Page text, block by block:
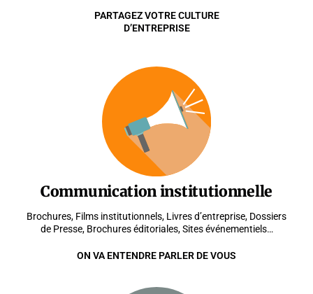
PARTAGEZ VOTRE CULTURE
D’ENTREPRISE
Communication institutionnelle
Brochures, Films institutionnels, Livres d’entreprise, Dossiers
de Presse, Brochures éditoriales, Sites événementiels…
ON VA ENTENDRE PARLER DE VOUS